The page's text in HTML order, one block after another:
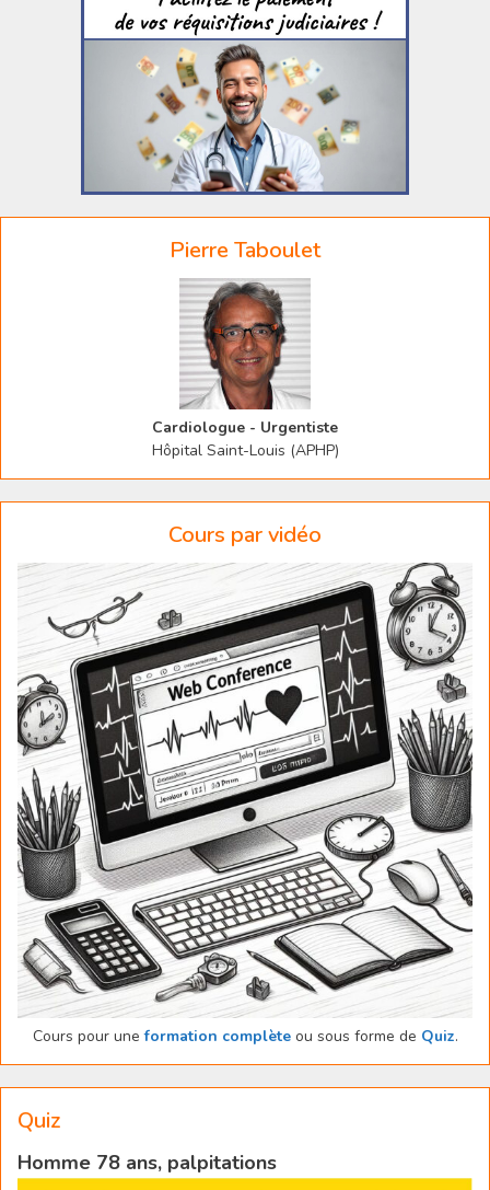
Pierre Taboulet
Cardiologue - Urgentiste
Hôpital Saint-Louis (APHP)
Cours par vidéo
Cours pour uneformation complèteou sous forme de Quiz.
Quiz
Homme 78 ans, palpitations